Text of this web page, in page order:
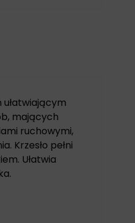
mających
ruchowymi,
Krzesło pełni
Ułatwia